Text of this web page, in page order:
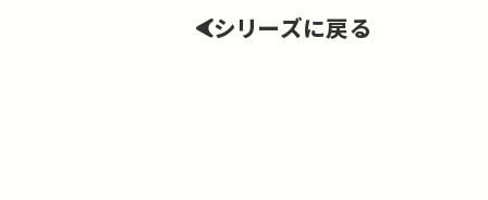
シリーズに戻る